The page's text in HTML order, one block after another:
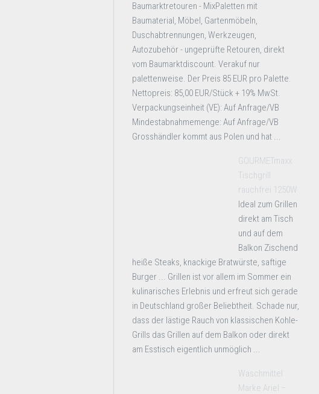
Baumarktretouren - MixPaletten mit
Baumaterial, Möbel, Gartenmöbeln,
Duschabtrennungen, Werkzeugen,
Autozubehör - ungeprüfte Retouren, direkt
vom Baumarktdiscount. Verakuf nur
palettenweise. Der Preis 85 EUR pro Palette.
Nettopreis: 85,00 EUR/Stück + 19% MwSt.
Verpackungseinheit (VE): Auf Anfrage/VB
Mindestabnahmemenge: Auf Anfrage/VB
Grosshändler kommt aus Polen und hat ...
GOURMETmaxx
Tischgrill
rauchfrei 1250W
Ideal zum Grillen
direkt am Tisch
und auf dem
Balkon Zischend
heiße Steaks, knackige Bratwürste, saftige
Burger ... Grillen ist vor allem im Sommer ein
kulinarisches Erlebnis und erfreut sich gerade
in Deutschland großer Beliebtheit. Schade nur,
dass der lästige Rauch von klassischen Kohle-
Grills das Grillen auf dem Balkon oder direkt
am Esstisch eigentlich unmöglich ...
Waschmittel
Marke Ariel –